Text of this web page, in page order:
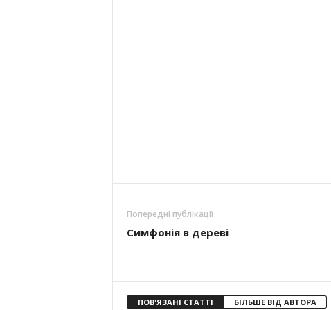
Попередні публікації
Симфонія в дереві
ПОВ'ЯЗАНІ СТАТТІ БІЛЬШЕ ВІД АВТОРА